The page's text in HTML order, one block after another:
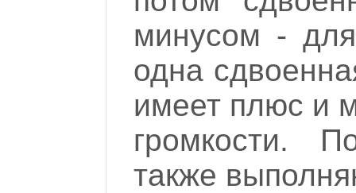
минусом -
одна
имеет плюс и
громкости.
также